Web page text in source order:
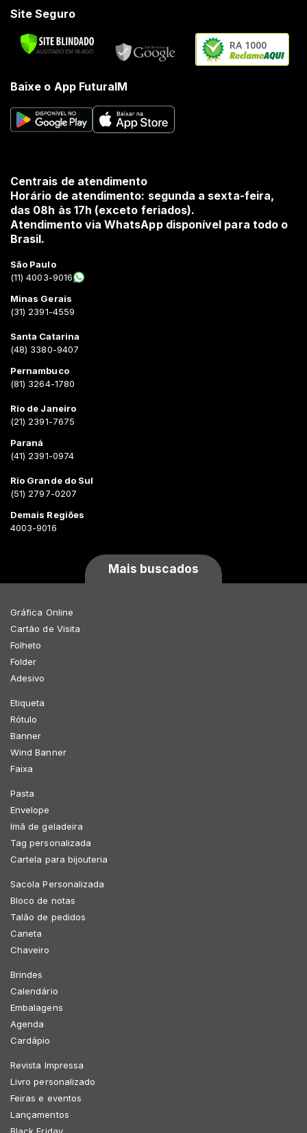
Site Seguro
RA 1000
Baixe o App FuturaIM
Centrais de atendimento
Horário de atendimento: segunda a sexta-feira,
das 08h às 17h (exceto feriados).
Atendimento via WhatsApp disponível para todo o
Brasil.
São Paulo
(11) 4003-9016
Minas Gerais
(31) 2391-4559
Santa Catarina
(48) 3380-9407
Pernambuco
(81) 3264-1780
Rio de Janeiro
(21) 2391-7675
Paraná
(41) 2391-0974
Rio Grande do Sul
(51) 2797-0207
Demais Regiões
4003-9016
Mais buscados
Gráfica Online
Cartão de Visita
Folheto
Folder
Adesivo
Etiqueta
Rótulo
Banner
Wind Banner
Faixa
Pasta
Envelope
Imã de geladeira
Tag personalizada
Cartela para bijouteria
Sacola Personalizada
Bloco de notas
Talão de pedidos
Caneta
Chaveiro
Brindes
Calendário
Embalagens
Agenda
Cardápio
Revista Impressa
Livro personalizado
Feiras e eventos
Lançamentos
Black Friday